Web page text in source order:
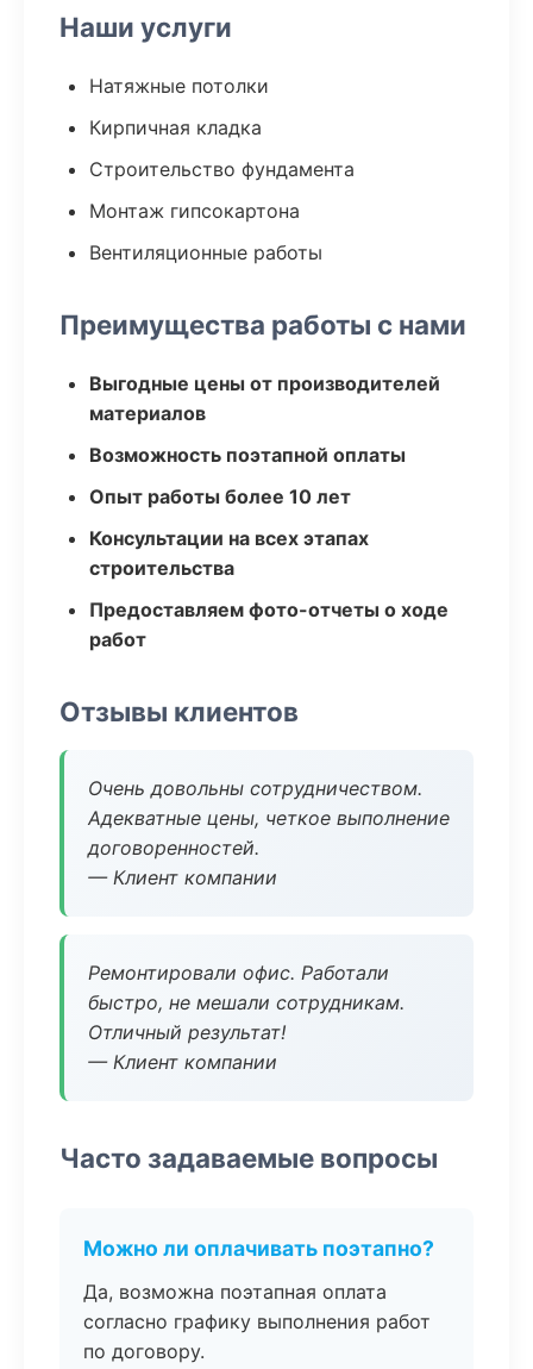
Наши услуги
Натяжные потолки
Кирпичная кладка
Строительство фундамента
Монтаж гипсокартона
Вентиляционные работы
Преимущества работы с нами
Выгодные цены от производителей
материалов
Возможность поэтапной оплаты
Опыт работы более 10 лет
Консультации на всех этапах
строительства
Предоставляем фото-отчеты о ходе
работ
Отзывы клиентов
Очень довольны сотрудничеством.
Адекватные цены, четкое выполнение
договоренностей.
— Клиент компании
Ремонтировали офис. Работали
быстро, не мешали сотрудникам.
Отличный результат!
— Клиент компании
Часто задаваемые вопросы
Можно ли оплачивать поэтапно?
Да, возможна поэтапная оплата
согласно графику выполнения работ
по договору.